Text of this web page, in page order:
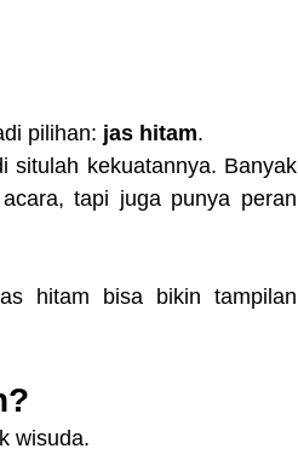
pilihan: jas hitam.
situlah kekuatannya. Banyak
tapi juga punya peran
hitam bisa bikin tampilan
wisuda.